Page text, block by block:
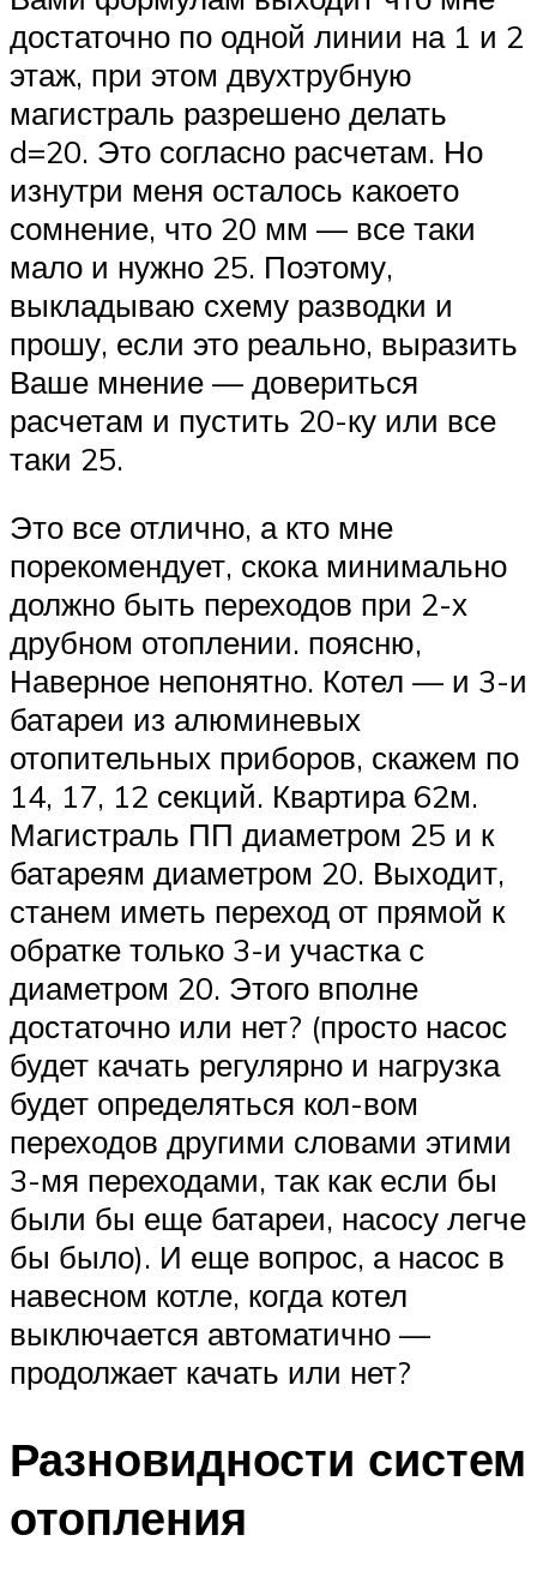
достаточно по одной линии на 1 и 2
этаж, при этом двухтрубную
магистраль разрешено делать
d=20. Это согласно расчетам. Но
изнутри меня осталось какоето
сомнение, что 20 мм — все таки
мало и нужно 25. Поэтому,
выкладываю схему разводки и
прошу, если это реально, выразить
Ваше мнение — довериться
расчетам и пустить 20-ку или все
таки 25.
Это все отлично, а кто мне
порекомендует, скока минимально
должно быть переходов при 2-х
друбном отоплении. поясню,
Наверное непонятно. Котел — и 3-и
батареи из алюминевых
отопительных приборов, скажем по
14, 17, 12 секций. Квартира 62м.
Магистраль ПП диаметром 25 и к
батареям диаметром 20. Выходит,
станем иметь переход от прямой к
обратке только 3-и участка с
диаметром 20. Этого вполне
достаточно или нет? (просто насос
будет качать регулярно и нагрузка
будет определяться кол-вом
переходов другими словами этими
3-мя переходами, так как если бы
были бы еще батареи, насосу легче
бы было). И еще вопрос, а насос в
навесном котле, когда котел
выключается автоматично —
продолжает качать или нет?
Разновидности систем
отопления